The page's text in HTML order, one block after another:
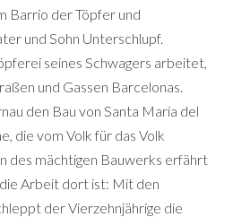
Barrio der Töpfer und
und Sohn Unterschlupf.
seines Schwagers arbeitet,
und Gassen Barcelonas.
den Bau von Santa María del
die vom Volk für das Volk
des mächtigen Bauwerks erfährt
Arbeit dort ist: Mit den
der Vierzehnjährige die